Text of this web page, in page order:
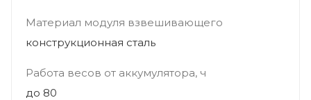
Материал модуля взвешивающего
конструкционная сталь
Работа весов от аккумулятора, ч
до 80